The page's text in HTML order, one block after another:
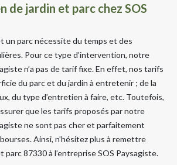
de jardin et parc chez SOS
un parc nécessite du temps et des
Pour ce type d’intervention, notre
n’a pas de tarif fixe. En effet, nos tarifs
du parc et du jardin à entretenir ; de la
du type d’entretien à faire, etc. Toutefois,
que les tarifs proposés par notre
ne sont pas cher et parfaitement
Ainsi, n’hésitez plus à remettre
parc 87330 à l’entreprise SOS Paysagiste.